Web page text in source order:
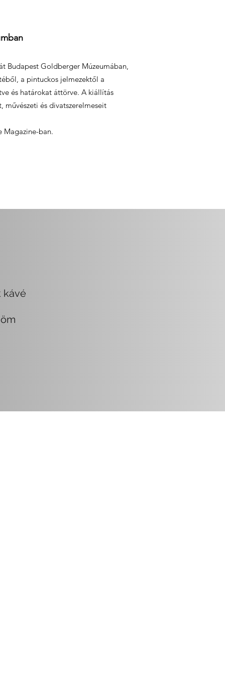
Budapest Goldberger Múzeumában,
a pintuckos jelmezektől a
és határokat áttörve. A kiállítás
és divatszerelmeseit
Magazine-ban.
kávé